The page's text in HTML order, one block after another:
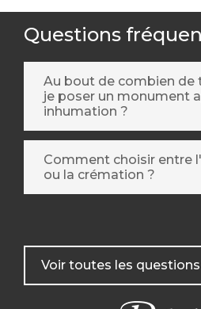
Questions
Au bout de combien de
je poser un monument
inhumation ?
Comment choisir entre
ou la crémation ?
Voir toutes les questions